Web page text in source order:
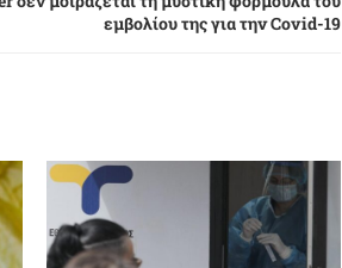
εμβολίου της για την Covid-19